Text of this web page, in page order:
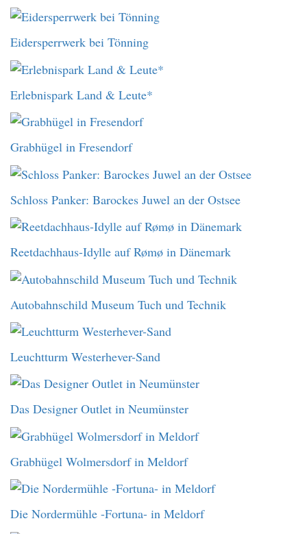
Eidersperrwerk bei Tönning
Erlebnispark Land & Leute*
Grabhügel in Fresendorf
Schloss Panker: Barockes Juwel an der Ostsee
Reetdachhaus-Idylle auf Rømø in Dänemark
Autobahnschild Museum Tuch und Technik
Leuchtturm Westerhever-Sand
Das Designer Outlet in Neumünster
Grabhügel Wolmersdorf in Meldorf
Die Nordermühle -Fortuna- in Meldorf